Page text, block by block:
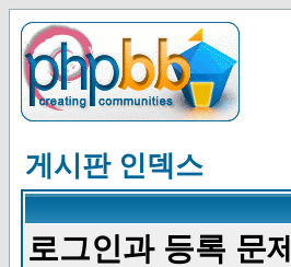
게시판 인덱스
로그인과 등록 문제